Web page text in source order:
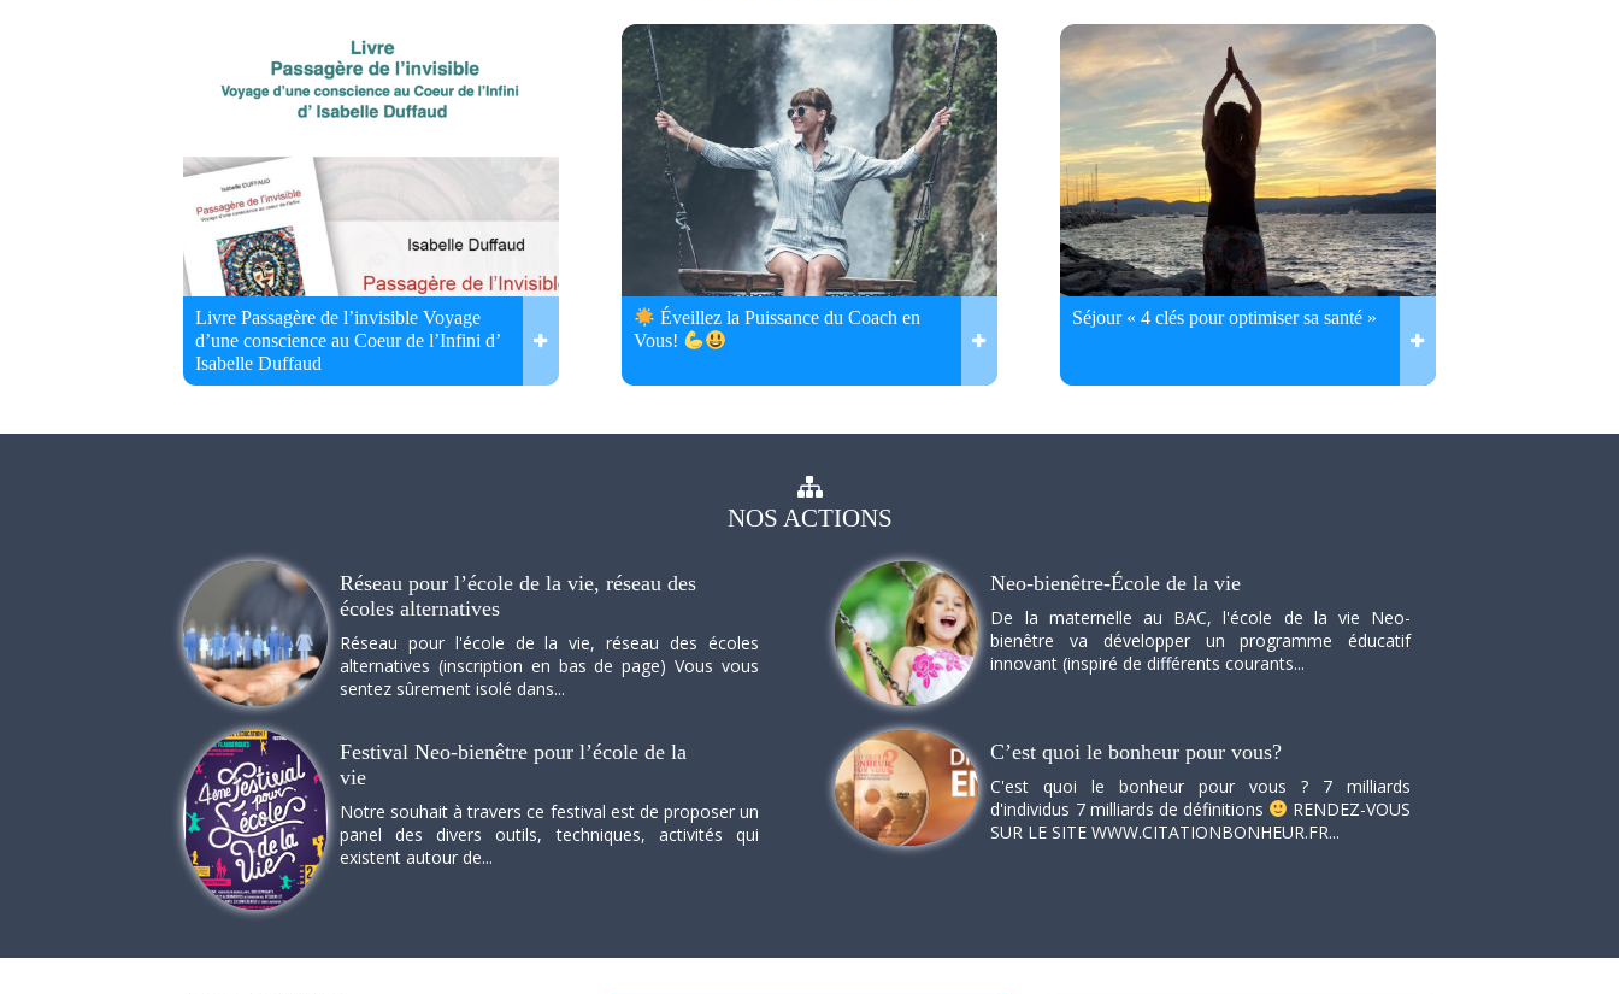
Livre Passagère de l’invisible Voyage
d’une conscience au Coeur de l’Infini d’
Isabelle Duffaud
Éveillez la Puissance du Coach en
Vous!
Séjour « 4 clés pour optimiser sa santé »
NOS ACTIONS
Réseau pour l’école de la vie, réseau des
écoles alternatives
Réseau pour l'école de la vie, réseau des écoles
alternatives (inscription en bas de page) Vous vous
sentez sûrement isolé dans...
Neo-bienêtre-École de la vie
De la maternelle au BAC, l'école de la vie Neo-
bienêtre va développer un programme éducatif
innovant (inspiré de différents courants...
Festival Neo-bienêtre pour l’école de la
vie
Notre souhait à travers ce festival est de proposer un
panel des divers outils, techniques, activités qui
existent autour de...
C’est quoi le bonheur pour vous?
C'est quoi le bonheur pour vous ? 7 milliards
d'individus 7 milliards de définitions
RENDEZ-VOUS
SUR LE SITE WWW.CITATIONBONHEUR.FR...